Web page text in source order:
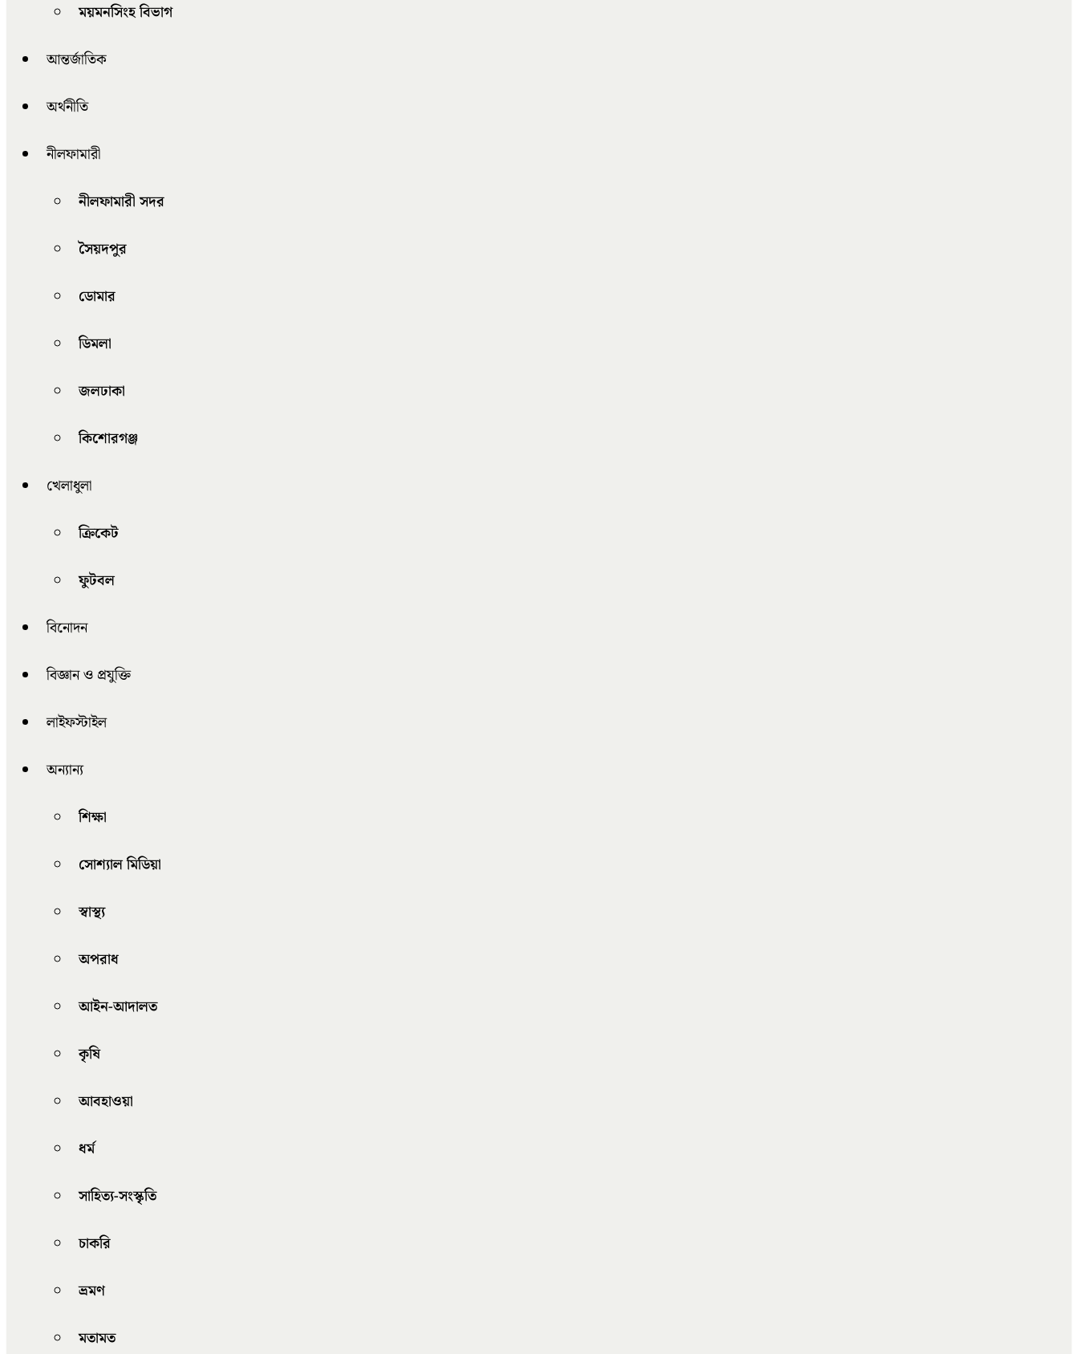
ময়মনসিংহ বিভাগ
আন্তর্জাতিক
অর্থনীতি
নীলফামারী
নীলফামারী সদর
সৈয়দপুর
ডোমার
ডিমলা
জলঢাকা
কিশোরগঞ্জ
খেলাধুলা
ক্রিকেট
ফুটবল
বিনোদন
বিজ্ঞান ও প্রযুক্তি
লাইফস্টাইল
অন্যান্য
শিক্ষা
সোশ্যাল মিডিয়া
স্বাস্থ্য
অপরাধ
আইন-আদালত
কৃষি
আবহাওয়া
ধর্ম
সাহিত্য-সংস্কৃতি
চাকরি
ভ্রমণ
মতামত